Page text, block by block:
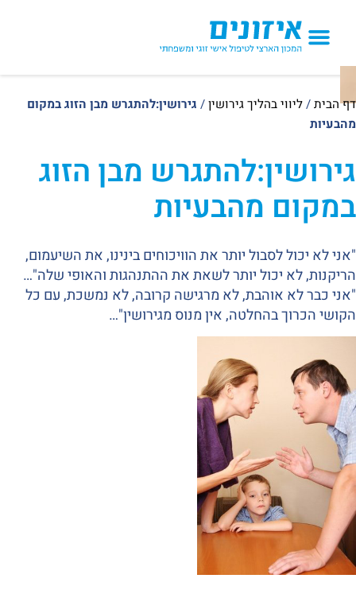
דף הבית/ליווי בהליך גירושין/ גירושין:להתגרש מבן הזוג במקום
מהבעיות
גירושין:להתגרש מבן הזוג
במקום מהבעיות
"אני לא יכול לסבול יותר את הוויכוחים בינינו, את השיעמום,
הריקנות, לא יכול יותר לשאת את ההתנהגות והאופי שלה"…
"אני כבר לא אוהבת, לא מרגישה קרובה, לא נמשכת, עם כל
הקושי הכרוך בהחלטה, אין מנוס מגירושין"…